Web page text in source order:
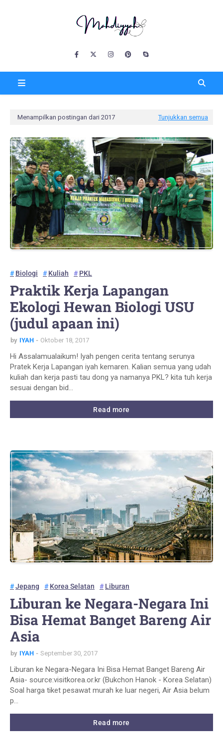
Menampilkan postingan dari 2017 Tunjukkan semua
Biologi Kuliah PKL
Praktik Kerja Lapangan
Ekologi Hewan Biologi USU
(judul apaan ini)
by IYAH Oktober 18, 2017
Hi Assalamualaikum! Iyah pengen cerita tentang serunya
Pratek Kerja Lapangan iyah kemaren. Kalian semua yang udah
kuliah dan kerja pasti tau dong ya namanya PKL? kita tuh kerja
sesuai dengan bid…
Read more
Jepang Korea Selatan Liburan
Liburan ke Negara-Negara Ini
Bisa Hemat Banget Bareng Air
Asia
by IYAH September 30, 2017
Liburan ke Negara-Negara Ini Bisa Hemat Banget Bareng Air
Asia- source:visitkorea.or.kr (Bukchon Hanok - Korea Selatan)
Soal harga tiket pesawat murah ke luar negeri, Air Asia belum
p…
Read more